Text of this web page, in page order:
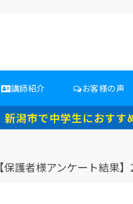
講師紹介 お客様の声
新潟市で中学生におすす
【保護者様アンケート結果